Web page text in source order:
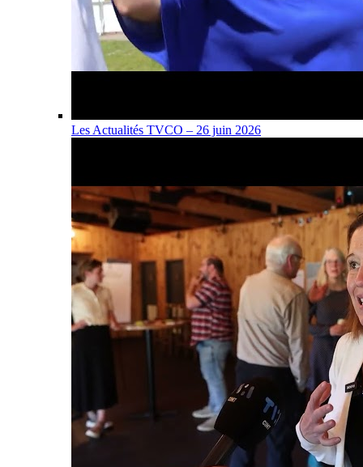
Les Actualités TVCO – 26 juin 2026